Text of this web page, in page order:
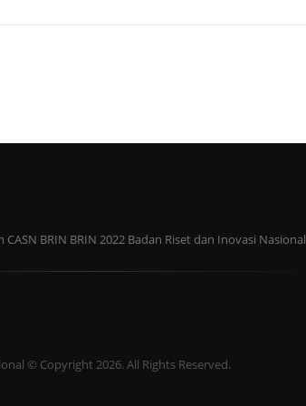
BRIN BRIN 2022 Badan Riset dan Inovasi Nasional
© Copyright 2026. All Rights Reserved.